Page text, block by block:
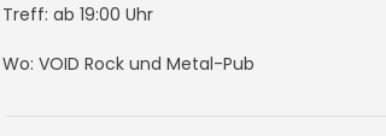
Treff: ab 19:00 Uhr
Wo: VOID Rock und Metal-Pub